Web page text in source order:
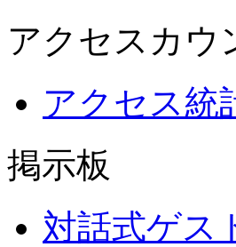
アクセスカウ
アクセス統
掲示板
対話式ゲス